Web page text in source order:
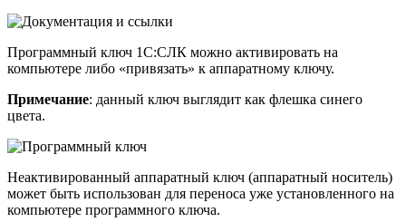
Программный ключ 1С:СЛК можно активировать на
компьютере либо «привязать» к аппаратному ключу.
Примечание: данный ключ выглядит как флешка синего
цвета.
Неактивированный аппаратный ключ (аппаратный носитель)
может быть использован для переноса уже установленного на
компьютере программного ключа.